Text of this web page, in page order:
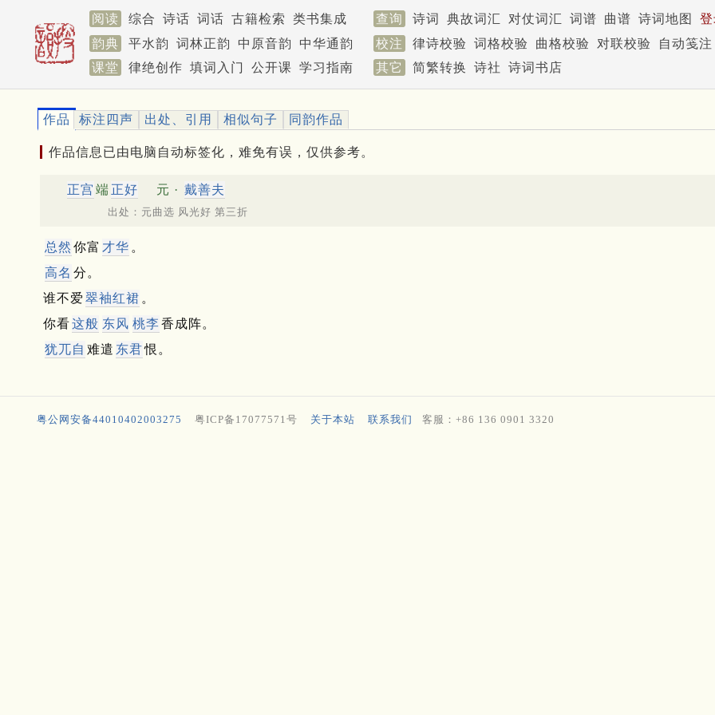
阅读 综合 诗话 词话 古籍检索 类书集成 查询 诗词 典故词汇 对仗词汇 词谱 曲谱 诗词地图
韵典
平水韵 词林正韵 中原音韵 中华通韵 校注 律诗校验 词格校验 曲格校验 对联校验
自动笺注
课堂
律绝创作 填词入门 公开课 学习指南 其它 简繁转换 诗社 诗词书店
作品 标注四声 出处、引用 相似句子 同韵作品
作品信息已由电脑自动标签化，难免有误，仅供参考。
正宫 端 正好 元 · 戴善夫
出处：元曲选 风光好 第三折
总然 你富 才华 。
高名 分。
谁不爱 翠袖红裙 。
你看这般 东风 桃李香成阵。
犹兀自 难遣 东君恨。
粤公网安备44010402003275 粤ICP备17077571号 关于本站 联系我们 客服：+86 136 0901 3320